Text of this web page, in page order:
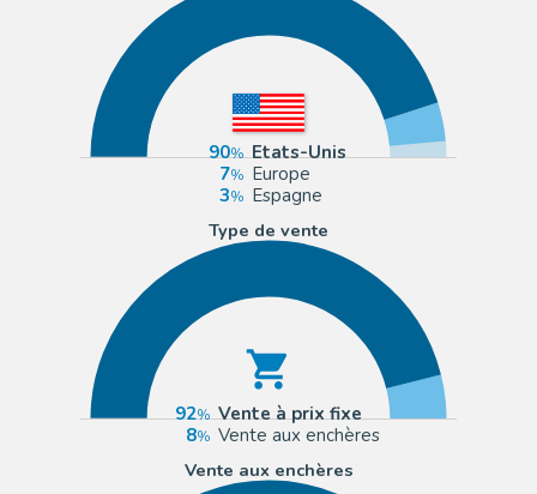
90
Etats-Unis
7
Europe
3
Espagne
Type de vente
92
Vente à prix fixe
8
Vente aux enchères
Vente aux enchères